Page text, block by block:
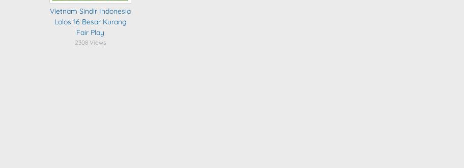
Vietnam Sindir Indonesia
Lolos 16 Besar Kurang
Fair Play
2308 Views